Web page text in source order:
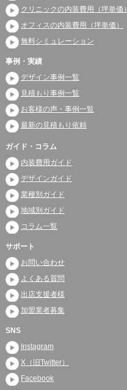
クリニックの内装費用（坪単価）
オフィスの内装費用（坪単価）
無料シミュレーション
事例・実績
デザイン事例一覧
見積もり事例一覧
お客様の声・事例一覧
最新の見積もり依頼
ガイド・コラム
内装費用ガイド
デザインガイド
業種別ガイド
地域別ガイド
コラム一覧
サポート
お問い合わせ
よくある質問
出店支援者様
加盟業者募集
SNS
Instagram
X（旧Twitter）
Facebook